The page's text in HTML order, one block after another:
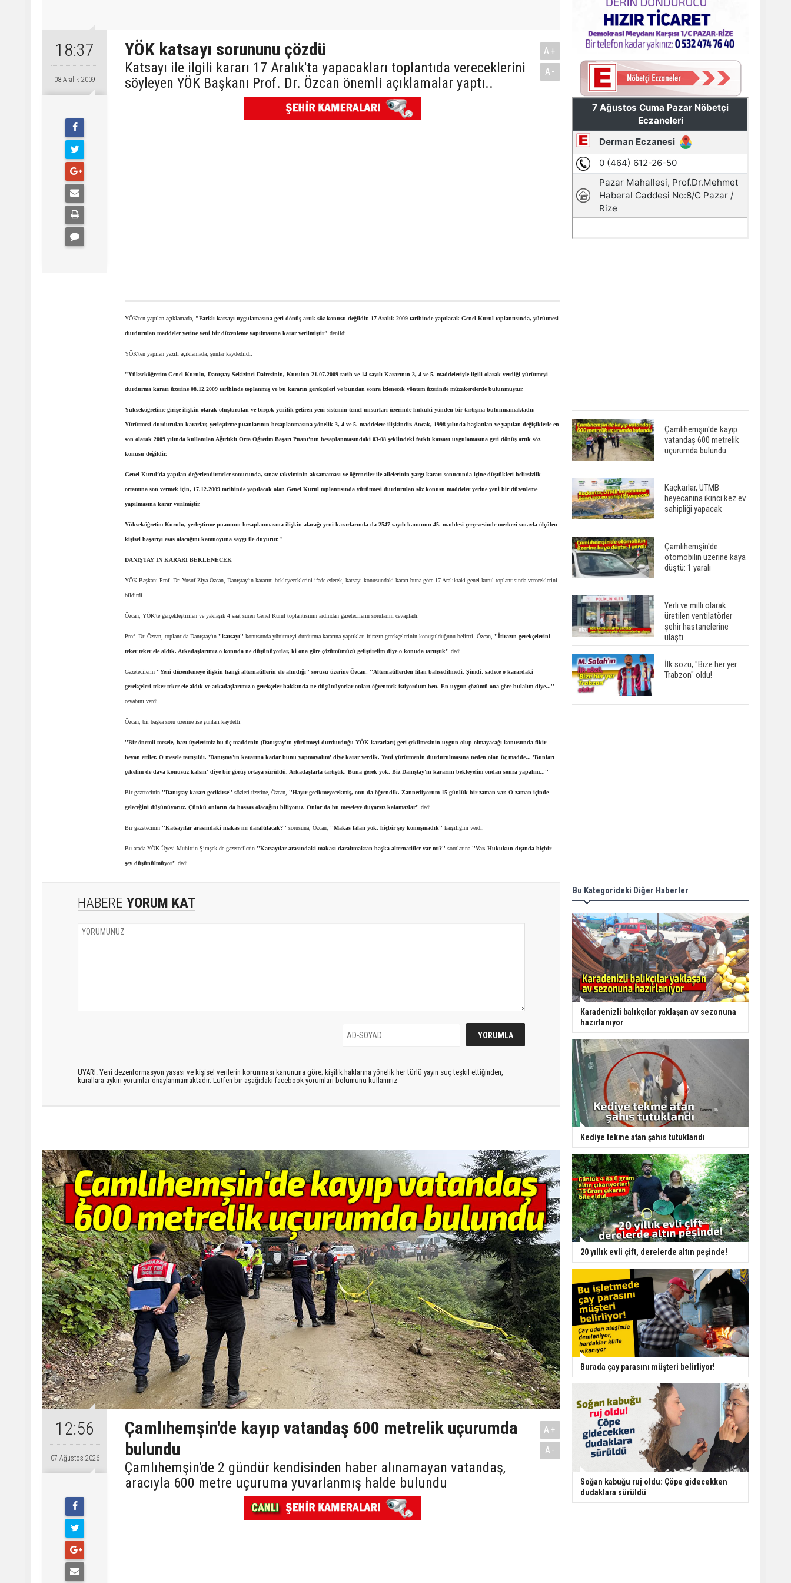
18:37
08 Aralık 2009
YÖK katsayı sorununu çözdü
Katsayı ile ilgili kararı 17 Aralık'ta yapacakları toplantıda vereceklerini
söyleyen YÖK Başkanı Prof. Dr. Özcan önemli açıklamalar yaptı..
A+
A-
YÖK'ten yapılan açıklamada, "Farklı katsayı uygulamasına geri dönüş artık söz konusu değildir. 17 Aralık 2009 tarihinde yapılacak Genel Kurul toplantısında, yürütmesi
durdurulan maddeler yerine yeni bir düzenleme yapılmasına karar verilmiştir" denildi.
YÖK'ten yapılan yazılı açıklamada, şunlar kaydedildi:
"Yükseköğretim Genel Kurulu, Danıştay Sekizinci Dairesinin, Kurulun 21.07.2009 tarih ve 14 sayılı Kararının 3, 4 ve 5. maddeleriyle ilgili olarak verdiği yürütmeyi
durdurma kararı üzerine 08.12.2009 tarihinde toplanmış ve bu kararın gerekçeleri ve bundan sonra izlenecek yöntem üzerinde müzakerelerde bulunmuştur.
Yükseköğretime girişe ilişkin olarak oluşturulan ve birçok yenilik getiren yeni sistemin temel unsurları üzerinde hukuki yönden bir tartışma bulunmamaktadır.
Yürütmesi durdurulan kararlar, yerleştirme puanlarının hesaplanmasına yönelik 3, 4 ve 5. maddelere ilişkindir. Ancak, 1998 yılında başlatılan ve yapılan değişiklerle en
son olarak 2009 yılında kullanılan Ağırlıklı Orta Öğretim Başarı Puanı’nın hesaplanmasındaki 03-08 şeklindeki farklı katsayı uygulamasına geri dönüş artık söz
konusu değildir.
Genel Kurul’da yapılan değerlendirmeler sonucunda, sınav takviminin aksamaması ve öğrenciler ile ailelerinin yargı kararı sonucunda içine düştükleri belirsizlik
ortamına son vermek için, 17.12.2009 tarihinde yapılacak olan Genel Kurul toplantısında yürütmesi durdurulan söz konusu maddeler yerine yeni bir düzenleme
yapılmasına karar verilmiştir.
Yükseköğretim Kurulu, yerleştirme puanının hesaplanmasına ilişkin alacağı yeni kararlarında da 2547 sayılı kanunun 45. maddesi çerçevesinde merkezi sınavla ölçülen
kişisel başarıyı esas alacağını kamuoyuna saygı ile duyurur."
DANIŞTAY'IN KARARI BEKLENECEK
YÖK Başkanı Prof. Dr. Yusuf Ziya Özcan, Danıştay'ın kararını bekleyeceklerini ifade ederek, katsayı konusundaki kararı buna göre 17 Aralıktaki genel kurul toplantısında vereceklerini
bildirdi.
Özcan, YÖK'te gerçekleştirilen ve yaklaşık 4 saat süren Genel Kurul toplantısının ardından gazetecilerin sorularını cevapladı.
Prof. Dr. Özcan, toplantıda Danıştay'ın ''katsayı'' konusunda yürütmeyi durdurma kararına yaptıkları itirazın gerekçelerinin konuşulduğunu belirtti. Özcan, ''İtirazın gerekçelerini
teker teker ele aldık. Arkadaşlarımız o konuda ne düşünüyorlar, ki ona göre çözümümüzü geliştirelim diye o konuda tartıştık'' dedi.
Gazetecilerin ''Yeni düzenlemeye ilişkin hangi alternatiflerin ele alındığı'' sorusu üzerine Özcan, ''Alternatiflerden filan bahsedilmedi. Şimdi, sadece o karardaki
gerekçeleri teker teker ele aldık ve arkadaşlarımız o gerekçeler hakkında ne düşünüyorlar onları öğrenmek istiyordum ben. En uygun çözümü ona göre bulalım diye...''
cevabını verdi.
Özcan, bir başka soru üzerine ise şunları kaydetti:
''Bir önemli mesele, bazı üyelerimiz bu üç maddenin (Danıştay'ın yürütmeyi durdurduğu YÖK kararları) geri çekilmesinin uygun olup olmayacağı konusunda fikir
beyan ettiler. O mesele tartışıldı. 'Danıştay'ın kararına kadar bunu yapmayalım' diye karar verdik. Yani yürütmenin durdurulmasına neden olan üç madde... 'Bunları
çekelim de dava konusuz kalsın' diye bir görüş ortaya sürüldü. Arkadaşlarla tartıştık. Buna gerek yok. Biz Danıştay'ın kararını bekleyelim ondan sonra yapalım...''
Bir gazetecinin ''Danıştay kararı gecikirse'' sözleri üzerine, Özcan, ''Hayır gecikmeyecekmiş, onu da öğrendik. Zannediyorum 15 günlük bir zaman var. O zaman içinde
geleceğini düşünüyoruz. Çünkü onların da hassas olacağını biliyoruz. Onlar da bu meseleye duyarsız kalamazlar'' dedi.
Bir gazetecinin ''Katsayılar arasındaki makas mı daraltılacak?'' sorusuna, Özcan, ''Makas falan yok, hiçbir şey konuşmadık'' karşılığını verdi.
Bu arada YÖK Üyesi Muhittin Şimşek de gazetecilerin ''Katsayılar arasındaki makası daraltmaktan başka alternatifler var mı?'' sorularına ''Var. Hukukun dışında hiçbir
şey düşünülmüyor'' dedi.
HABERE YORUM KAT
UYARI: Yeni dezenformasyon yasası ve kişisel verilerin korunması kanununa göre; kişilik haklarına yönelik her türlü yayın suç teşkil ettiğinden,
kurallara aykırı yorumlar onaylanmamaktadır. Lütfen bir aşağıdaki facebook yorumları bölümünü kullanınız
12:56
07 Ağustos 2026
Çamlıhemşin'de kayıp vatandaş 600 metrelik uçurumda
bulundu
Çamlıhemşin'de 2 gündür kendisinden haber alınamayan vatandaş,
aracıyla 600 metre uçuruma yuvarlanmış halde bulundu
A+
A-
Çamlıhemşin'de kayıp
vatandaş 600 metrelik
uçurumda bulundu
Kaçkarlar, UTMB
heyecanına ikinci kez ev
sahipliği yapacak
Çamlıhemşin'de
otomobilin üzerine kaya
düştü: 1 yaralı
Yerli ve milli olarak
üretilen ventilatörler
şehir hastanelerine
ulaştı
İlk sözü, "Bize her yer
Trabzon" oldu!
Bu Kategorideki Diğer Haberler
Karadenizli balıkçılar yaklaşan av sezonuna
hazırlanıyor
Kediye tekme atan şahıs tutuklandı
20 yıllık evli çift, derelerde altın peşinde!
Burada çay parasını müşteri belirliyor!
Soğan kabuğu ruj oldu: Çöpe gidecekken
dudaklara sürüldü